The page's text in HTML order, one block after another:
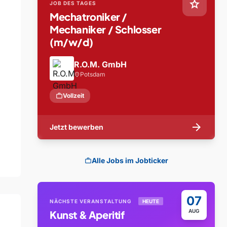
star
JOB DES TAGES
Mechatroniker /
Mechaniker / Schlosser
(m/w/d)
R.O.M. GmbH
location_on Potsdam
workVollzeit
Jetzt bewerben arrow_forward
workAlle Jobs im Jobticker
07
AUG
NÄCHSTE VERANSTALTUNG HEUTE
Kunst & Aperitif